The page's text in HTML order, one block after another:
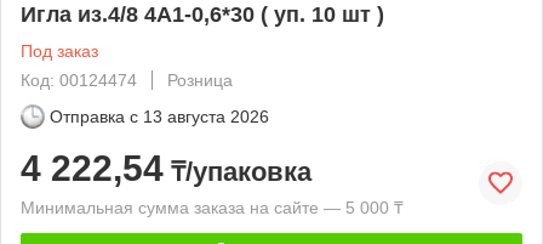
Игла из.4/8 4А1-0,6*30 ( уп. 10 шт )
Под заказ
Код: 00124474
Розница
Отправка с 13 августа 2026
4 222,54 ₸/упаковка
Минимальная сумма заказа на сайте — 5 000 ₸